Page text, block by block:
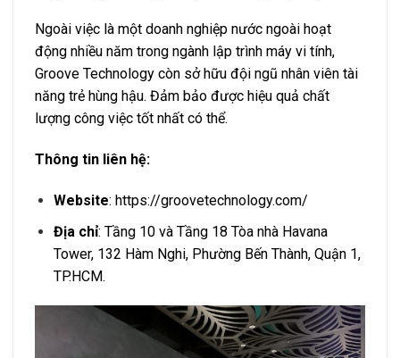
Ngoài việc là một doanh nghiệp nước ngoài hoạt
động nhiều năm trong ngành lập trình máy vi tính,
Groove Technology còn sở hữu đội ngũ nhân viên tài
năng trẻ hùng hậu. Đảm bảo được hiệu quả chất
lượng công việc tốt nhất có thể.
Thông tin liên hệ:
Website: https://groovetechnology.com/
Địa chỉ: Tầng 10 và Tầng 18 Tòa nhà Havana
Tower, 132 Hàm Nghi, Phường Bến Thành, Quận 1,
TP.HCM.